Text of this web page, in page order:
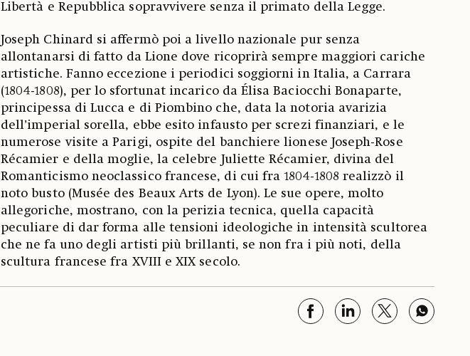
Libertà e Repubblica sopravvivere senza il primato della Legge.
Joseph Chinard si affermò poi a livello nazionale pur senza
allontanarsi di fatto da Lione dove ricoprirà sempre maggiori cariche
artistiche. Fanno eccezione i periodici soggiorni in Italia, a Carrara
(1804-1808), per lo sfortunat incarico da Élisa Baciocchi Bonaparte,
principessa di Lucca e di Piombino che, data la notoria avarizia
dell’imperial sorella, ebbe esito infausto per screzi finanziari, e le
numerose visite a Parigi, ospite del banchiere lionese Joseph-Rose
Récamier e della moglie, la celebre Juliette Récamier, divina del
Romanticismo neoclassico francese, di cui fra 1804-1808 realizzò il
noto busto (Musée des Beaux Arts de Lyon). Le sue opere, molto
allegoriche, mostrano, con la perizia tecnica, quella capacità
peculiare di dar forma alle tensioni ideologiche in intensità scultorea
che ne fa uno degli artisti più brillanti, se non fra i più noti, della
scultura francese fra XVIII e XIX secolo.